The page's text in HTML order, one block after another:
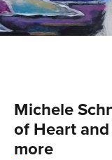
Michele
of Heart
more